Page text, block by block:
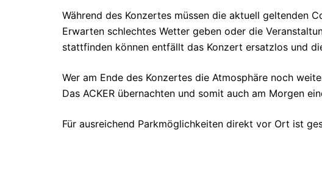
Während des Konzertes müssen die aktuell geltenden
Erwarten schlechtes Wetter geben oder die
stattfinden können entfällt das Konzert ersatzlos und
Wer am Ende des Konzertes die Atmosphäre noch
Das ACKER übernachten und somit auch am Morgen
Für ausreichend Parkmöglichkeiten direkt vor Ort ist